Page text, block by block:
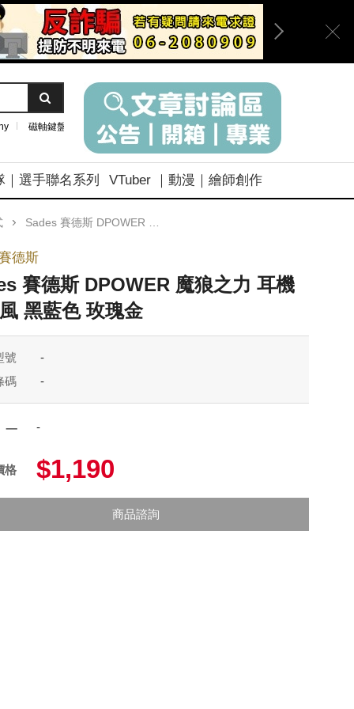
磁軸鍵盤
｜選手聯名系列 VTuber ｜動漫｜繪師創作
Sades 賽德斯 DPOWER 魔狼之力 耳機麥克風 黑藍色 玫瑰金
德斯
賽德斯 DPOWER 魔狼之力 耳機
黑藍色 玫瑰金
號
-
碼
-
-
格 $1,190
商品諮詢